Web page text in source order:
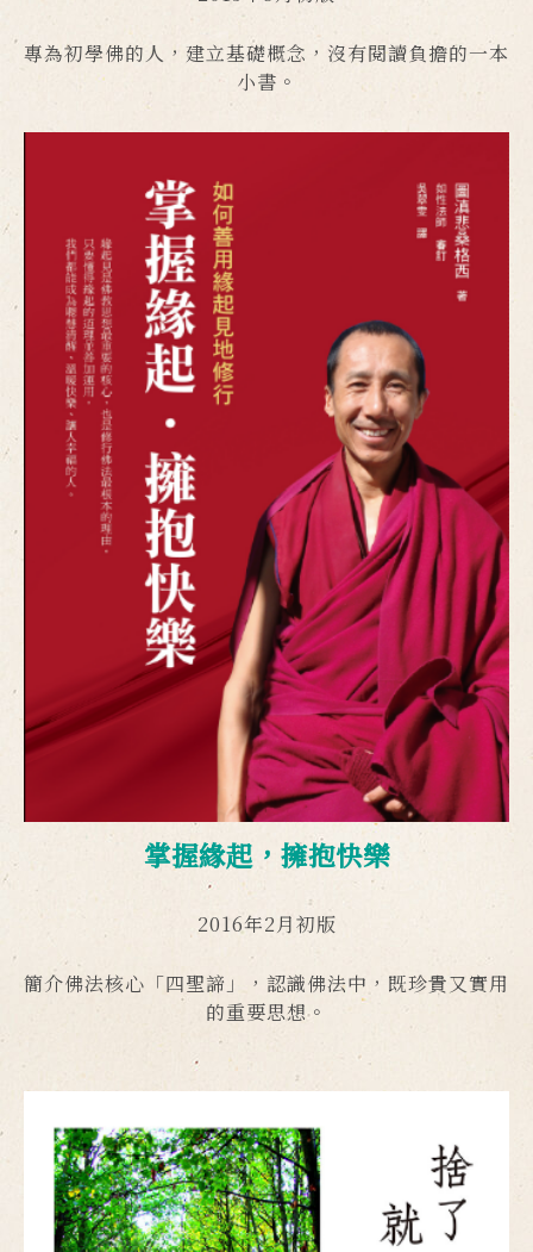
專為初學佛的人，建立基礎概念，沒有閱讀負擔的一本
小書。
掌握緣起，擁抱快樂
2016年2月初版
簡介佛法核心「四聖諦」，認識佛法中，既珍貴又實用
的重要思想。